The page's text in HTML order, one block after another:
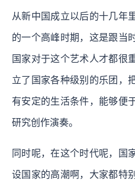
从新中国成立以后的十几年
的一个高峰时期，这是跟当
国家对于这个艺术人才都很
立了国家各种级别的乐团，
有安定的生活条件，能够便
研究创作演奏。
同时呢，在这个时代呢，国
设国家的高潮啊，大家都特